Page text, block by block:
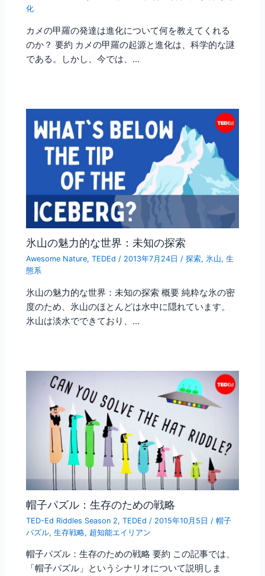
化
カメの甲羅の発達は進化について何を教えてくれる
のか？ 要約 カメの甲羅の起源と進化は、科学的な謎
である。しかし、今では、…
氷山の魅力的な世界：未知の探索
Awesome Nature,TEDEd / 2013年7月24日/探索,氷山,生
態系
氷山の魅力的な世界：未知の探索 概要 純粋な氷の密
度のため、氷山のほとんどは水中に隠れています。
氷山は淡水でできており、…
帽子パズル：生存のための戦略
TED-Ed Riddles Season 2,TEDEd / 2015年10月5日 /帽子
パズル,生存戦略, 超知能エイリアン
帽子パズル：生存のための戦略 要約 この記事では、
「帽子パズル」というシナリオについて説明しま